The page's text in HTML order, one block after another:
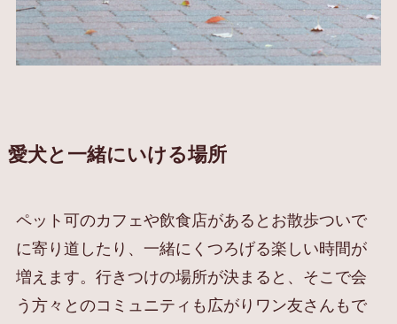
愛犬と一緒にいける場所
ペット可のカフェや飲食店があるとお散歩ついで
に寄り道したり、一緒にくつろげる楽しい時間が
増えます。行きつけの場所が決まると、そこで会
う方々とのコミュニティも広がりワン友さんもで